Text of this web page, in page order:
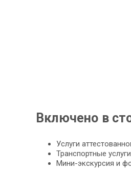
Включено в
Услуги
Транспортные услуги
Мини-экскурсия и